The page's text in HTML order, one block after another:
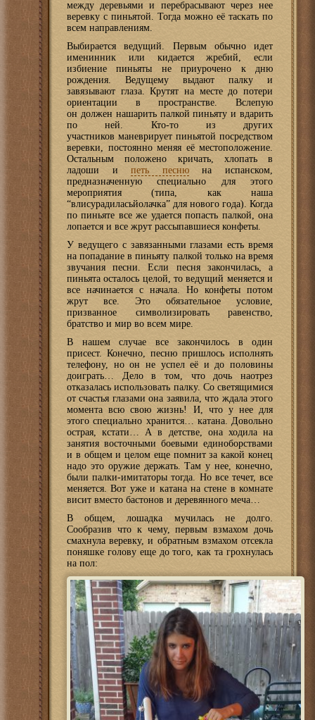
между деревьями и перебрасывают через нее
веревку с пиньятой. Тогда можно её таскать по
всем направлениям.
Выбирается ведущий. Первым обычно идет
именинник или кидается жребий, если
избиение пиньяты не приурочено к дню
рождения. Ведущему выдают палку и
завязывают глаза. Крутят на месте до потери
ориентации в пространстве. Вслепую
он должен нашарить палкой пиньяту и вдарить
по ней. Кто-то из других
участников маневрирует пиньятой посредством
веревки, постоянно меняя её местоположение.
Остальным положено кричать, хлопать в
ладоши ипеть песнюна испанском,
предназначенную специально для этого
мероприятия (типа, как наша
“влисурадиласьйолачка” для нового года). Когда
по пиньяте все же удается попасть палкой, она
лопается и все жрут рассыпавшиеся конфеты.
У ведущего с завязанными глазами есть время
на попадание в пиньяту палкой только на время
звучания песни. Если песня закончилась, а
пиньята осталось целой, то ведущий меняется и
все начинается с начала. Но конфеты потом
жрут все. Это обязательное условие,
призванное символизировать равенство,
братство и мир во всем мире.
В нашем случае все закончилось в один
присест. Конечно, песню пришлось исполнять
телефону, но он не успел её и до половины
доиграть… Дело в том, что дочь наотрез
отказалась использовать палку. Со светящимися
от счастья глазами она заявила, что ждала этого
момента всю свою жизнь! И, что у нее для
этого специально хранится… катана. Довольно
острая, кстати… А в детстве, она ходила на
занятия восточными боевыми единоборствами
и в общем и целом еще помнит за какой конец
надо это оружие держать. Там у нее, конечно,
были палки-имитаторы тогда. Но все течет, все
меняется. Вот уже и катана на стене в комнате
висит вместо бастонов и деревянного меча…
В общем, лошадка мучилась не долго.
Сообразив что к чему, первым взмахом дочь
смахнула веревку, и обратным взмахом отсекла
поняшке голову еще до того, как та грохнулась
на пол: